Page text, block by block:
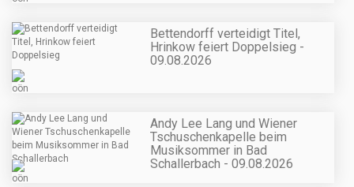
Bettendorff verteidigt Titel,
Hrinkow feiert Doppelsieg -
09.08.2026
Andy Lee Lang und Wiener
Tschuschenkapelle beim
Musiksommer in Bad
Schallerbach - 09.08.2026